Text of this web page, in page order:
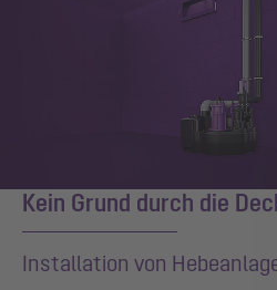
Kein Grund durch die
Installation von